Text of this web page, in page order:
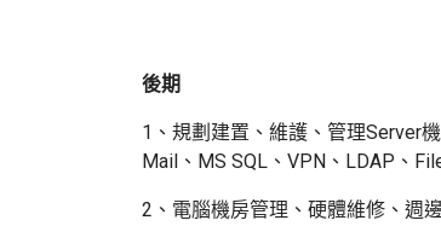
後期
1、規劃建置、維護、管理Server
Mail、MS SQL、VPN、LDAP、
2、電腦機房管理、硬體維修、週